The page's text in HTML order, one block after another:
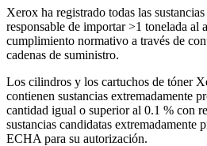
Xerox ha registrado todas las
responsable de importar >1 tonelada al
cumplimiento normativo a través de
cadenas de suministro.
Los cilindros y los cartuchos de tóner
contienen sustancias extremadamente
cantidad igual o superior al 0.1 % con
sustancias candidatas extremadamente
ECHA para su autorización.